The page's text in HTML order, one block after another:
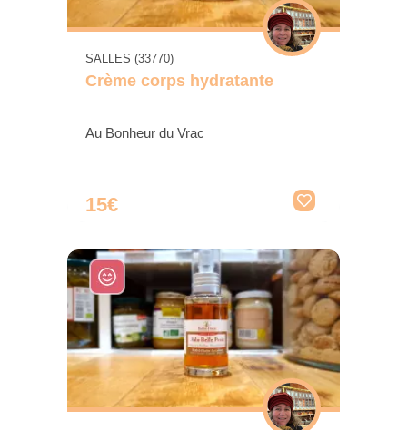
SALLES (33770)
Crème corps hydratante
Au Bonheur du Vrac
15€